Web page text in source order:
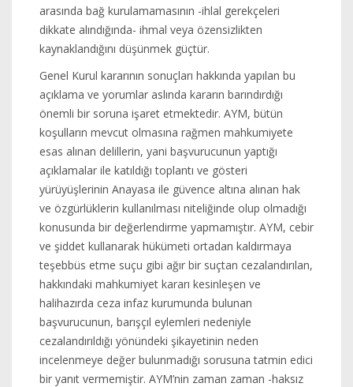
arasında bağ kurulamamasının -ihlal gerekçeleri
dikkate alındığında- ihmal veya özensizlikten
kaynaklandığını düşünmek güçtür.
Genel Kurul kararının sonuçları hakkında yapılan bu
açıklama ve yorumlar aslında kararın barındırdığı
önemli bir soruna işaret etmektedir. AYM, bütün
koşulların mevcut olmasına rağmen mahkumiyete
esas alınan delillerin, yani başvurucunun yaptığı
açıklamalar ile katıldığı toplantı ve gösteri
yürüyüşlerinin Anayasa ile güvence altına alınan hak
ve özgürlüklerin kullanılması niteliğinde olup olmadığı
konusunda bir değerlendirme yapmamıştır. AYM, cebir
ve şiddet kullanarak hükümeti ortadan kaldırmaya
teşebbüs etme suçu gibi ağır bir suçtan cezalandırılan,
hakkındaki mahkumiyet kararı kesinleşen ve
halihazırda ceza infaz kurumunda bulunan
başvurucunun, barışçıl eylemleri nedeniyle
cezalandırıldığı yönündeki şikayetinin neden
incelenmeye değer bulunmadığı sorusuna tatmin edici
bir yanıt vermemiştir. AYM’nin zaman zaman -haksız